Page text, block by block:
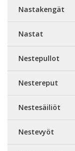
Nastakengät
Nastat
Nestepullot
Nestereput
Nestesäiliöt
Nestevyöt